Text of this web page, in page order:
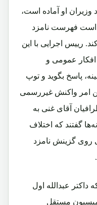
او آماده است،
است فهرست نامزد
رییس اجرایی با این
عمومی و
پاسخ بگوید و توپ
امر واکنش غیررسمی
آقای غنی به
گفتند که اختلاف
روی گزینش نامزد
داکتر عبدالله اول
مستقل